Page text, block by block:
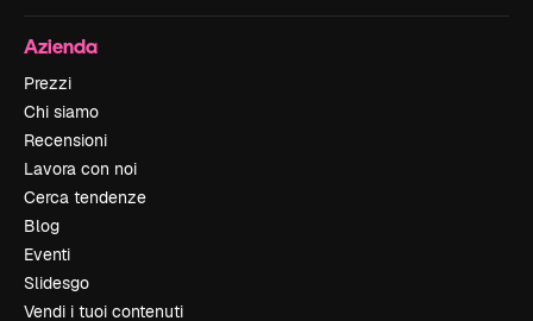
Azienda
Prezzi
Chi siamo
Recensioni
Lavora con noi
Cerca tendenze
Blog
Eventi
Slidesgo
Vendi i tuoi contenuti